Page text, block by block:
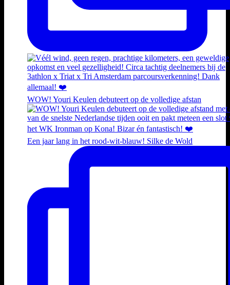
WOW! Youri Keulen debuteert op de volledige afstan
Een jaar lang in het rood-wit-blauw! Silke de Wold